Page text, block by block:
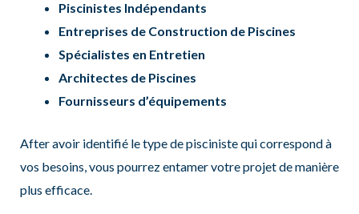
Piscinistes Indépendants
Entreprises de Construction de Piscines
Spécialistes en Entretien
Architectes de Piscines
Fournisseurs d’équipements
After avoir identifié le type de pisciniste qui correspond à
vos besoins, vous pourrez entamer votre projet de manière
plus efficace.